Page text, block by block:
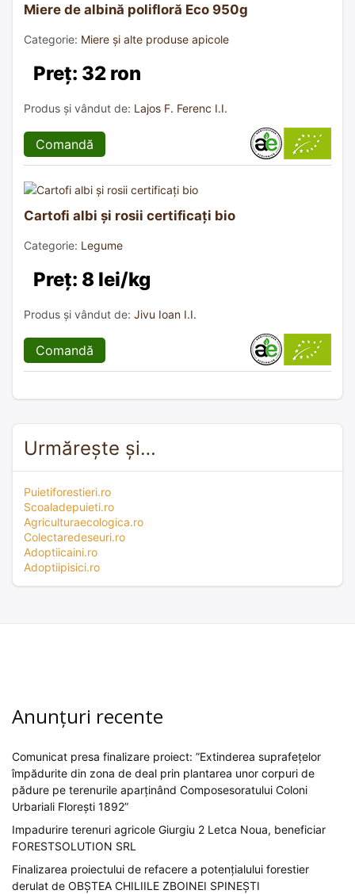
Miere de albină polifloră Eco 950g
Categorie: Miere și alte produse apicole
Preț: 32 ron
Produs și vândut de: Lajos F. Ferenc I.I.
Comandă
Cartofi albi și rosii certificați bio
Categorie: Legume
Preț: 8 lei/kg
Produs și vândut de: Jivu Ioan I.I.
Comandă
Urmărește și…
Puietiforestieri.ro
Scoaladepuieti.ro
Agriculturaecologica.ro
Colectaredeseuri.ro
Adoptiicaini.ro
Adoptiipisici.ro
Anunțuri recente
Comunicat presa finalizare proiect: ”Extinderea suprafețelor
împădurite din zona de deal prin plantarea unor corpuri de
pădure pe terenurile aparținând Composesoratului Coloni
Urbariali Florești 1892”
Impadurire terenuri agricole Giurgiu 2 Letca Noua, beneficiar
FORESTSOLUTION SRL
Finalizarea proiectului de refacere a potențialului forestier
derulat de OBȘTEA CHILIILE ZBOINEI SPINEȘTI